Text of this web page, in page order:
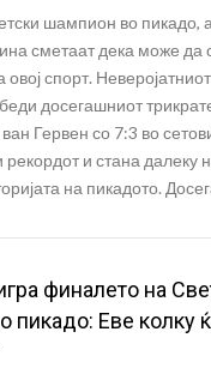
шампион во пикадо,
сметаат дека може да
овој спорт.
досегашниот
Гервен со 7:3 во
рекордот и стана далеку
на пикадото.
финалето на
пикадо: Еве колку